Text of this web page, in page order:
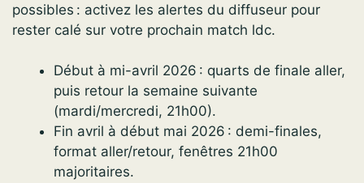
possibles : activez les alertes du diffuseur pour
rester calé sur votre prochain match ldc.
Début à mi-avril 2026 : quarts de finale aller,
puis retour la semaine suivante
(mardi/mercredi, 21h00).
Fin avril à début mai 2026 : demi-finales,
format aller/retour, fenêtres 21h00
majoritaires.